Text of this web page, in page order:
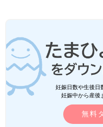
妊娠日数や生後日
妊娠中から産後
無料